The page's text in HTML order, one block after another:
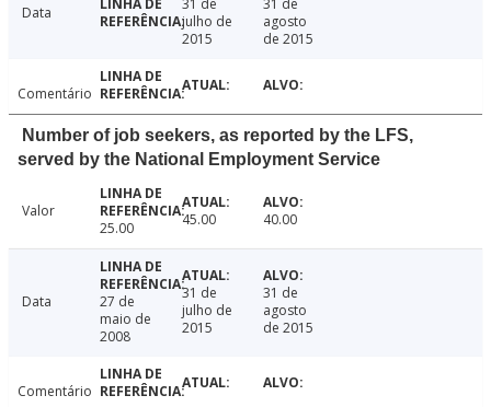
Data
31 de
julho de
2015
31 de
agosto
de 2015
Comentário
Number of job seekers, as reported by the LFS,
served by the National Employment Service
Valor
25.00
45.00 40.00
Data
27 de
maio de
2008
31 de
julho de
2015
31 de
agosto
de 2015
Comentário